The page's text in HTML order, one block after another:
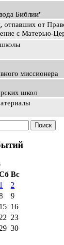
Библии"
отпавших от
с Матерью-
миссионера
школ
Вс
1
2
9
15 16
22 23
29 30